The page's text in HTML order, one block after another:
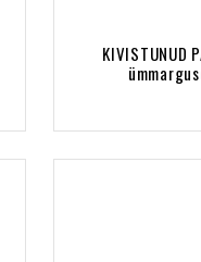
KIVISTUNUD